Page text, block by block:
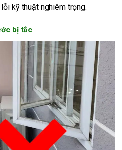
kỹ thuật nghiêm trọng.
bị tắc